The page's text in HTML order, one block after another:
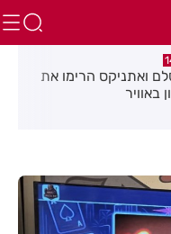
ואתניקס הרימו את
באוויר